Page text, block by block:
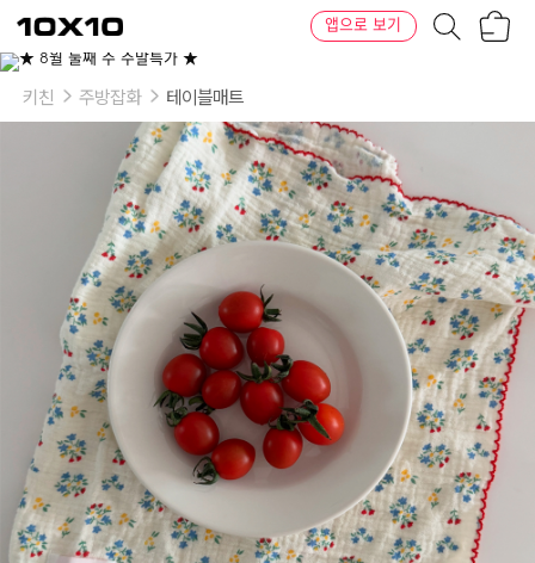
텐
바
텐
앱으로 보기
이
상
키친 주방잡화 테이블매트